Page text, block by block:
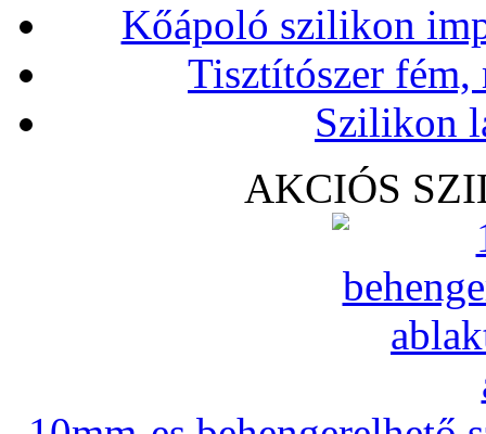
Kőápoló szilikon
Tisztítószer
Szilikon
AKCIÓS